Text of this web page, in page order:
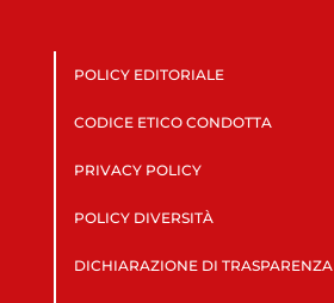
POLICY EDITORIALE
CODICE ETICO CONDOTTA
PRIVACY POLICY
POLICY DIVERSITÀ
DICHIARAZIONE DI TRASPARENZA